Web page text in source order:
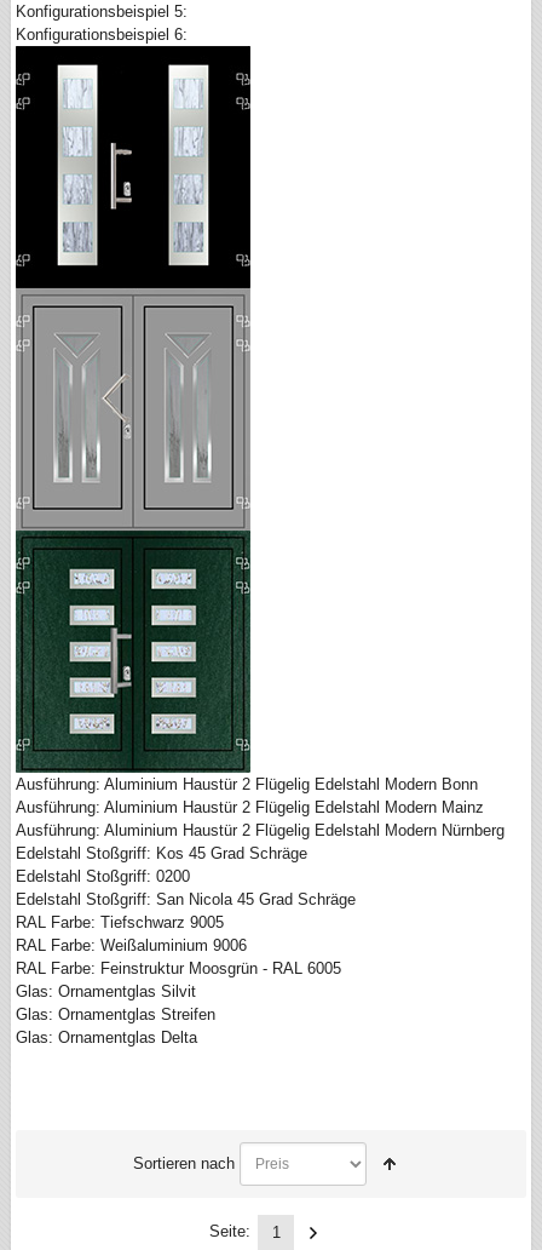
Konfigurationsbeispiel 5:
Konfigurationsbeispiel 6:
Ausführung: Aluminium Haustür 2 Flügelig Edelstahl Modern Bonn
Ausführung: Aluminium Haustür 2 Flügelig Edelstahl Modern Mainz
Ausführung: Aluminium Haustür 2 Flügelig Edelstahl Modern Nürnberg
Edelstahl Stoßgriff: Kos 45 Grad Schräge
Edelstahl Stoßgriff: 0200
Edelstahl Stoßgriff: San Nicola 45 Grad Schräge
RAL Farbe: Tiefschwarz 9005
RAL Farbe: Weißaluminium 9006
RAL Farbe: Feinstruktur Moosgrün - RAL 6005
Glas: Ornamentglas Silvit
Glas: Ornamentglas Streifen
Glas: Ornamentglas Delta
Sortieren nach
Seite: 1